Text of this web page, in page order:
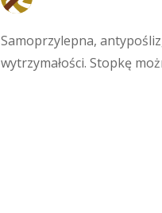
Antypoślizgowa
Samoprzylepna,
wytrzymałości. Stopkę